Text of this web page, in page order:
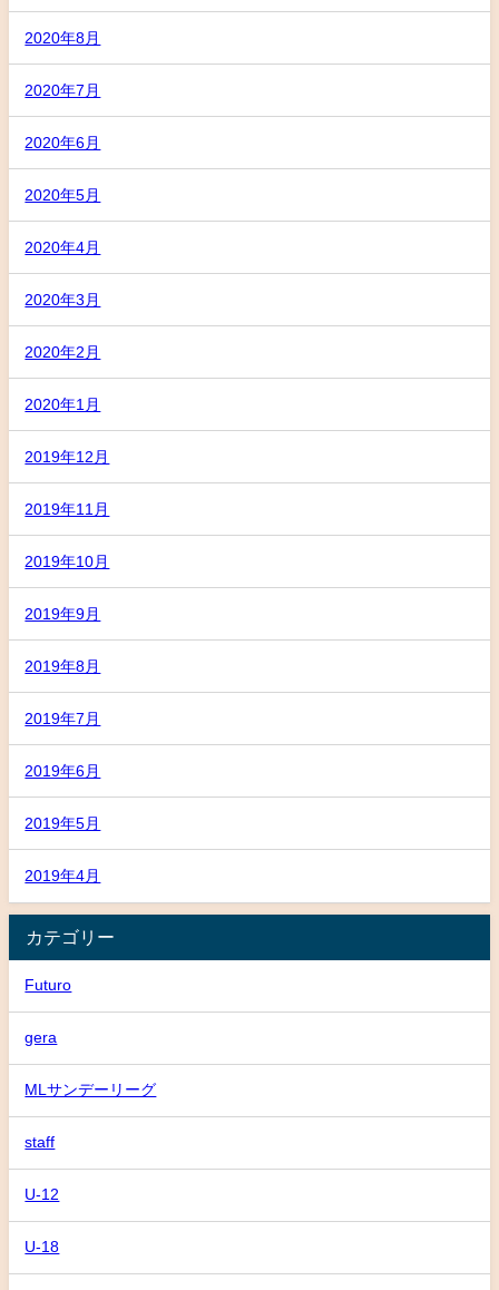
2020年8月
2020年7月
2020年6月
2020年5月
2020年4月
2020年3月
2020年2月
2020年1月
2019年12月
2019年11月
2019年10月
2019年9月
2019年8月
2019年7月
2019年6月
2019年5月
2019年4月
カテゴリー
Futuro
gera
MLサンデーリーグ
staff
U-12
U-18